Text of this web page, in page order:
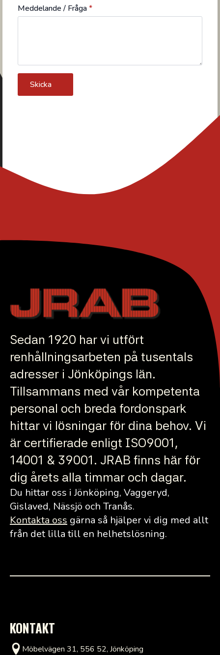
Meddelande / Fråga*
Skicka
Sedan 1920 har vi utfört
renhållningsarbeten på tusentals
adresser i Jönköpings län.
Tillsammans med vår kompetenta
personal och breda fordonspark
hittar vi lösningar för dina behov. Vi
är certifierade enligt ISO9001,
14001 & 39001. JRAB finns här för
dig årets alla timmar och dagar.
Du hittar oss i Jönköping, Vaggeryd,
Gislaved, Nässjö och Tranås.
Kontakta oss gärna så hjälper vi dig med allt
från det lilla till en helhetslösning.
KONTAKT
Möbelvägen 31, 556 52, Jönköping